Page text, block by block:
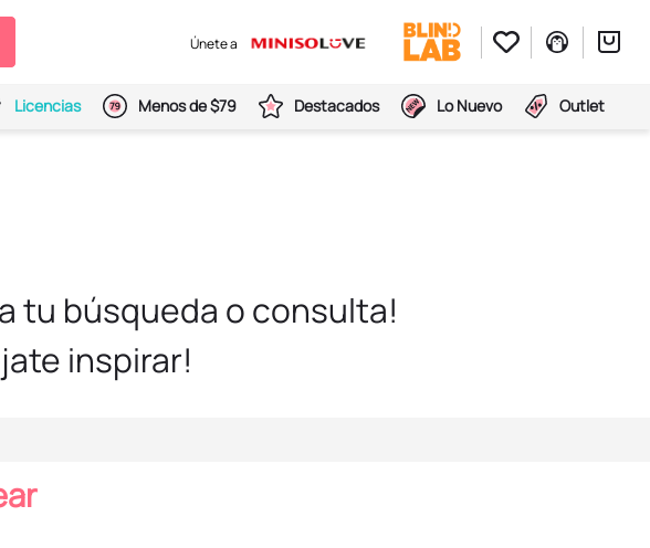
Únete a
Licencias Menos de $79 Destacados Lo Nuevo Outlet
tu búsqueda o consulta!
inspirar!